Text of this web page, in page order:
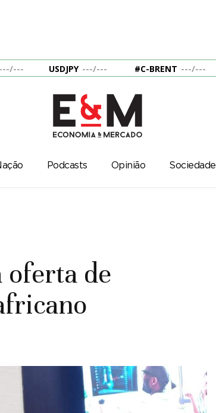
---/--- USDJPY ---/--- #C-BRENT ---/---
Podcasts Opinião Sociedade
oferta de